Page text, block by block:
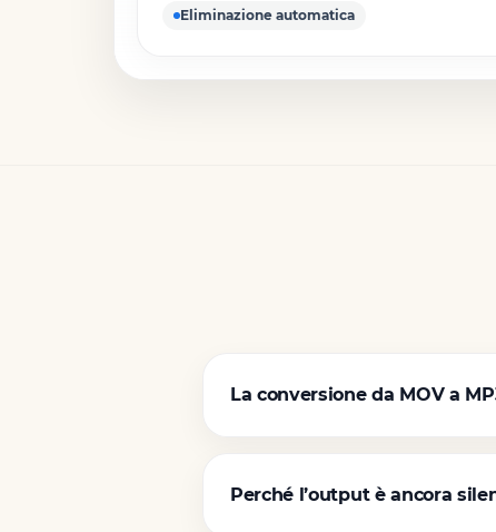
Eliminazione automatica
La conversione da MOV a
Perché l’output è ancora